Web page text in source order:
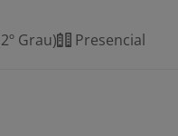
Grau) Presencial